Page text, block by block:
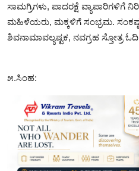
ಸಾಮಗ್ರಿಗಳು, ಪಾದರಕ್ಷೆ ವ್ಯಾಪಾರಿಗಳಿಗೆ
ಮಹಿಳೆಯರು, ಮಕ್ಕಳಿಗೆ ಸಂಭ್ರಮ.
ಶಿವನಾಮಾವಲ್ಯಷ್ಟಕ, ನವಗ್ರಹ ಸ್ತೋತ್ರ
೫.ಸಿಂಹ: